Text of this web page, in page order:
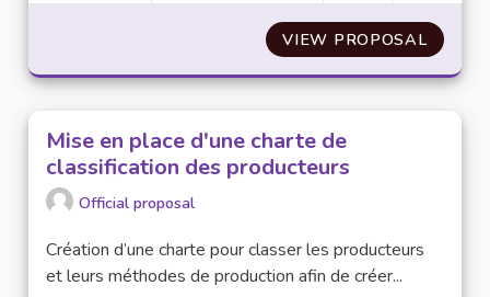
VIEW PROPOSAL
Mise en place d'une charte de
classification des producteurs
Official proposal
Création d’une charte pour classer les producteurs
et leurs méthodes de production afin de créer...